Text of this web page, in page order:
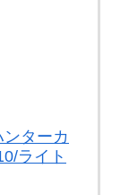
ターカ
ライト